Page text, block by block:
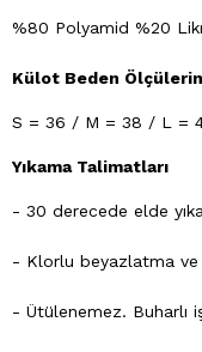
%80 Polyamid %20
Külot Beden
S = 36 / M = 38 / L =
Yıkama Talimatları
- 30 derecede elde
- Klorlu beyazlatma ve
- Ütülenemez. Buharlı